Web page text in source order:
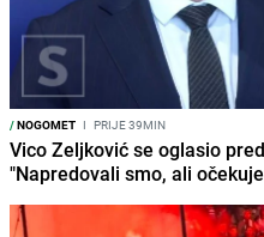
/NOGOMET I PRIJE 39MIN
Vico Zeljković se oglasio
"Napredovali smo, ali